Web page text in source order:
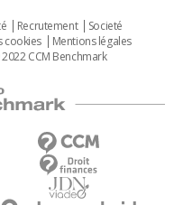
Recrutement
Societé
cookies
Mentions légales
CCM Benchmark